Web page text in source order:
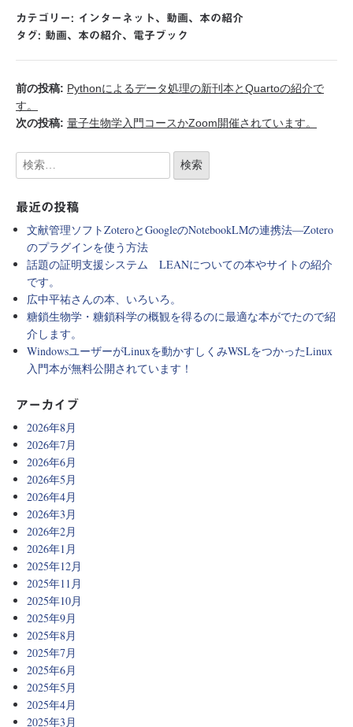
カテゴリー: インターネット 、 動画、 本の紹介
タグ: 動画、 本の紹介、 電子ブック
前の投稿: Pythonによるデータ処理の新刊本とQuartoの紹介で
す。
次の投稿: 量子生物学入門コースかZoom開催されています。
最近の投稿
文献管理ソフトZoteroとGoogleのNotebookLMの連携法―Zotero
のプラグインを使う方法
話題の証明支援システム LEANについての本やサイトの紹介
です。
広中平祐さんの本、いろいろ。
糖鎖生物学・糖鎖科学の概観を得るのに最適な本がでたので紹
介します。
WindowsユーザーがLinuxを動かすしくみWSLをつかったLinux
入門本が無料公開されています！
アーカイブ
2026年8月
2026年7月
2026年6月
2026年5月
2026年4月
2026年3月
2026年2月
2026年1月
2025年12月
2025年11月
2025年10月
2025年9月
2025年8月
2025年7月
2025年6月
2025年5月
2025年4月
2025年3月